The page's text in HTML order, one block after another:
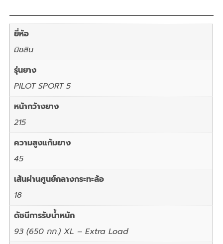
ยี่ห้อ
มิชลิน
รุ่นยาง
PILOT SPORT 5
หน้ากว้างยาง
215
ความสูงแก้มยาง
45
เส้นผ่านศูนย์กลางกระทะล้อ
18
ดัชนีการรับน้ำหนัก
93 (650 กก.) XL – Extra Load